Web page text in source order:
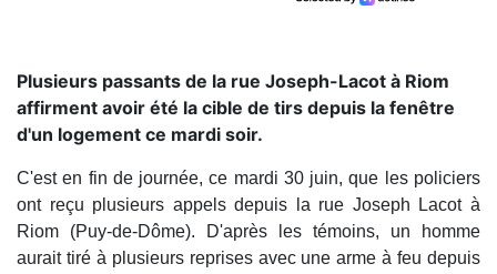
Plusieurs passants de la rue Joseph-Lacot à Riom
affirment avoir été la cible de tirs depuis la fenêtre
d'un logement ce mardi soir.
C'est en fin de journée, ce mardi 30 juin, que les policiers
ont reçu plusieurs appels depuis la rue Joseph Lacot à
Riom (Puy-de-Dôme). D'après les témoins, un homme
aurait tiré à plusieurs reprises avec une arme à feu depuis